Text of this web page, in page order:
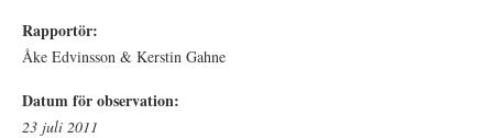
Rapportör:
Åke Edvinsson & Kerstin Gahne
Datum för observation:
23 juli 2011